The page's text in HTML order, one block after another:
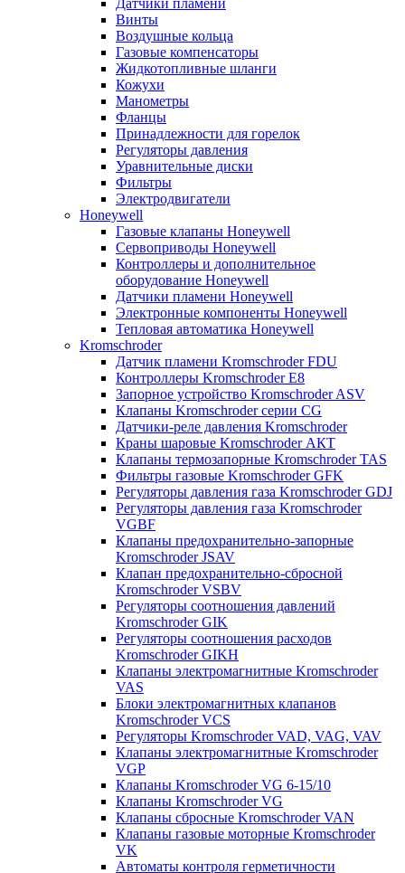
Датчики пламени
Винты
Воздушные кольца
Газовые компенсаторы
Жидкотопливные шланги
Кожухи
Манометры
Фланцы
Принадлежности для горелок
Регуляторы давления
Уравнительные диски
Фильтры
Электродвигатели
Honeywell
Газовые клапаны Honeywell
Сервоприводы Honeywell
Контроллеры и дополнительное
оборудование Honeywell
Датчики пламени Honeywell
Электронные компоненты Honeywell
Тепловая автоматика Honeywell
Kromschroder
Датчик пламени Kromschroder FDU
Контроллеры Kromschroder E8
Запорное устройство Kromschroder ASV
Клапаны Kromschroder серии CG
Датчики-реле давления Kromschroder
Краны шаровые Kromschroder АКТ
Клапаны термозапорные Kromschroder TAS
Фильтры газовые Kromschroder GFK
Регуляторы давления газа Kromschroder GDJ
Регуляторы давления газа Kromschroder
VGBF
Клапаны предохранительно-запорные
Kromschroder JSAV
Клапан предохранительно-сбросной
Kromschroder VSBV
Регуляторы соотношения давлений
Kromschroder GIK
Регуляторы соотношения расходов
Kromschroder GIKH
Клапаны электромагнитные Kromschroder
VAS
Блоки электромагнитных клапанов
Kromschroder VCS
Регуляторы Kromschroder VAD, VAG, VAV
Клапаны электромагнитные Kromschroder
VGP
Клапаны Kromschroder VG 6-15/10
Клапаны Kromschroder VG
Клапаны сбросные Kromschroder VAN
Клапаны газовые моторные Kromschroder
VK
Автоматы контроля герметичности